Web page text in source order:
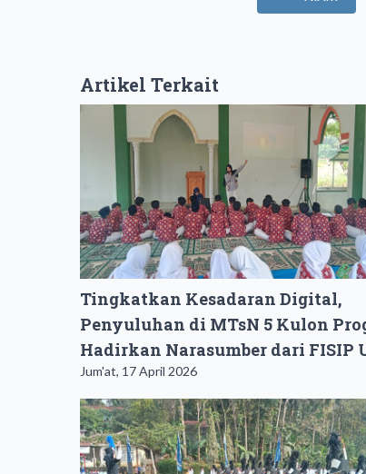
Artikel Terkait
Tingkatkan Kesadaran Digital,
Penyuluhan di MTsN 5 Kulon
Hadirkan Narasumber dari FISIP
Jum'at, 17 April 2026